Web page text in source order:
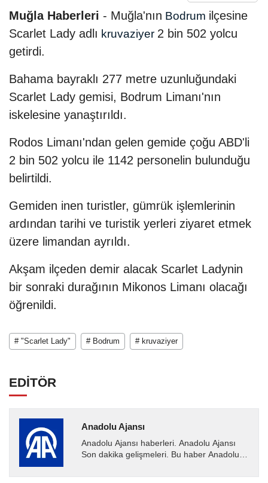
Muğla Haberleri - Muğla'nın Bodrum ilçesine
Scarlet Lady adlı kruvaziyer 2 bin 502 yolcu
getirdi.
Bahama bayraklı 277 metre uzunluğundaki
Scarlet Lady gemisi, Bodrum Limanı'nın
iskelesine yanaştırıldı.
Rodos Limanı'ndan gelen gemide çoğu ABD'li
2 bin 502 yolcu ile 1142 personelin bulunduğu
belirtildi.
Gemiden inen turistler, gümrük işlemlerinin
ardından tarihi ve turistik yerleri ziyaret etmek
üzere limandan ayrıldı.
Akşam ilçeden demir alacak Scarlet Ladynin
bir sonraki durağının Mikonos Limanı olacağı
öğrenildi.
# "Scarlet Lady" # Bodrum # kruvaziyer
EDİTÖR
Anadolu Ajansı
Anadolu Ajansı haberleri. Anadolu Ajansı
Son dakika gelişmeleri. Bu haber Anadolu
Ajansı tarafından...